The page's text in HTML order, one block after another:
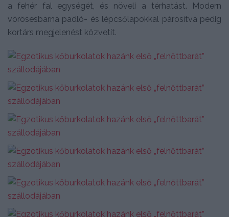
a fehér fal egységét, és növeli a térhatást. Modern
vörösesbarna padló- és lépcsőlapokkal párosítva pedig
kortárs megjelenést közvetít.